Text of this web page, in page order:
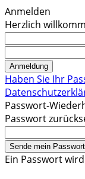
Anmelden
Herzlich
Haben Sie Ihr
Passwort-
Passwort
Ein Passwort